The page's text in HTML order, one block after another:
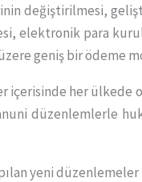
değiştirilmesi,
elektronik para
geniş bir ödeme
içerisinde her ülkede
düzenlemlerle
yeni düzenlemeler